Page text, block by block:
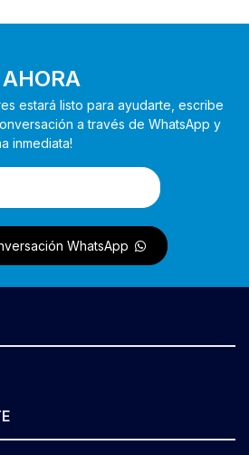
estará listo para ayudarte, escribe
a través de WhatsApp y
inmediata!
WhatsApp